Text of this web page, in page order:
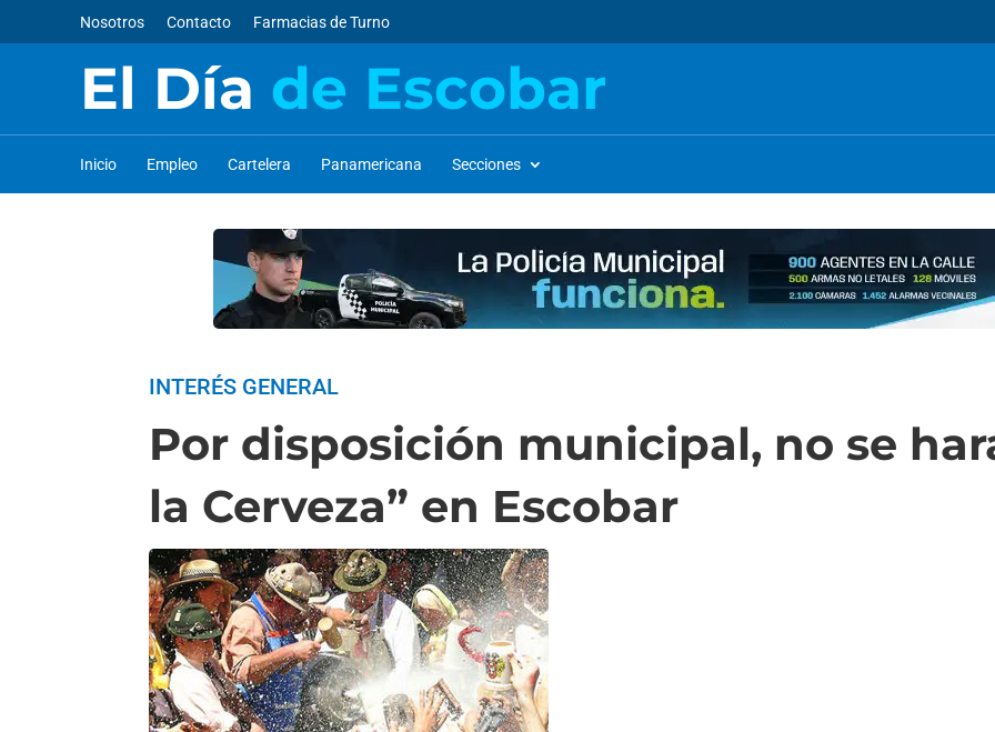
Nosotros Contacto Farmacias de Turno
El Día de Escobar
Inicio Empleo Cartelera Panamericana Secciones
INTERÉS GENERAL
Por disposición municipal, no se
la Cerveza” en Escobar